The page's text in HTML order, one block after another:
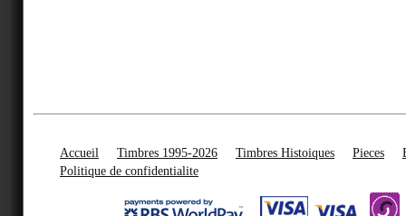
Accueil Timbres 1995-2026 Timbres Histoiques Pieces
Politique de confidentialite